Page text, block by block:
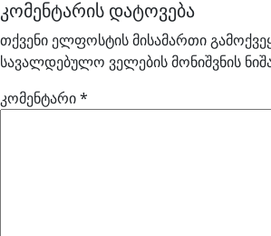
კომენტარის დატოვება
თქვენი ელფოსტის მისამართი
სავალდებულო ველების მონიშვნის
კომენტარი*